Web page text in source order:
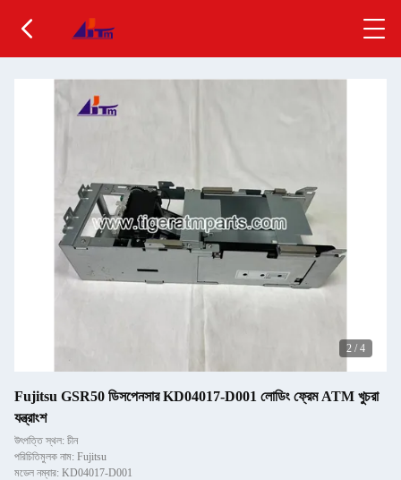
2 / 4
Fujitsu GSR50 ডিসপেনসার KD04017-D001 লোডিং ফ্রেম ATM খুচরা
যন্ত্রাংশ
উৎপত্তি স্থল: চীন
পরিচিতিমুলক নাম: Fujitsu
মডেল নম্বার: KD04017-D001